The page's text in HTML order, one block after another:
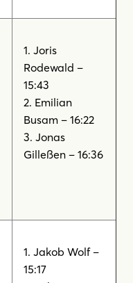
1. Joris
Rodewald –
15:43
2. Emilian
Busam – 16:22
3. Jonas
Gilleßen – 16:36
1. Jakob Wolf –
15:17